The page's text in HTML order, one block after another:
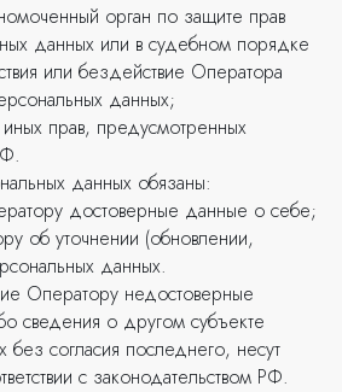
орган по защите прав
данных или в судебном порядке
или бездействие Оператора
данных;
прав, предусмотренных
данных обязаны:
достоверные данные о себе;
об уточнении (обновлении,
данных.
Оператору недостоверные
сведения о другом субъекте
без согласия последнего, несут
с законодательством РФ.